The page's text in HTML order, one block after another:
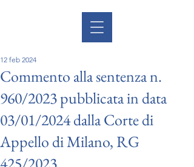
Commento alla sentenza n.
960/2023 pubblicata in data
03/01/2024 dalla Corte di
Appello di Milano, RG
12 feb 2024